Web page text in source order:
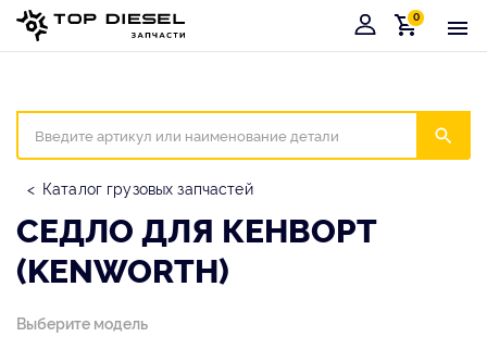
Корзина
0
Каталог грузовых запчастей
СЕДЛО ДЛЯ КЕНВОРТ
(KENWORTH)
Выберите модель